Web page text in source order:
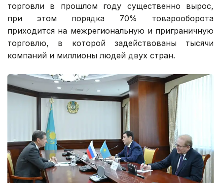
торговли в прошлом году существенно вырос,
при этом порядка 70% товарооборота
приходится на межрегиональную и приграничную
торговлю, в которой задействованы тысячи
компаний и миллионы людей двух стран.